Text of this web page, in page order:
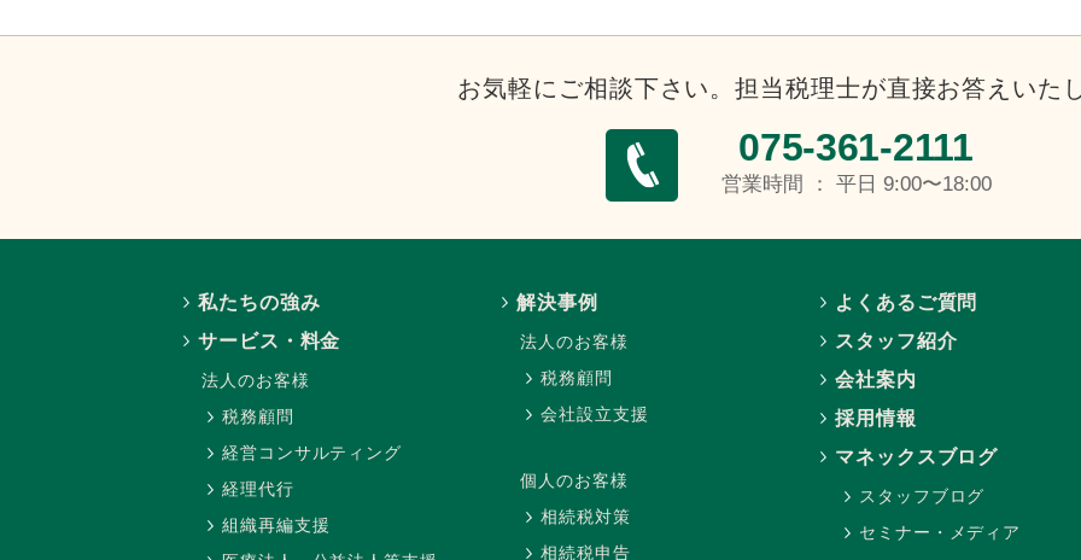
お気軽にご相談下さい。担当税理士が直接お答えいた
075-361-2111
営業時間 ： 平日 9:00〜18:00
私たちの強み
サービス・料金
法人のお客様
税務顧問
経営コンサルティング
経理代行
組織再編支援
解決事例
法人のお客様
税務顧問
会社設立支援
個人のお客様
相続税対策
相続税申告
よくあるご質問
スタッフ紹介
会社案内
採用情報
マネックスブログ
スタッフブログ
セミナー・メディア